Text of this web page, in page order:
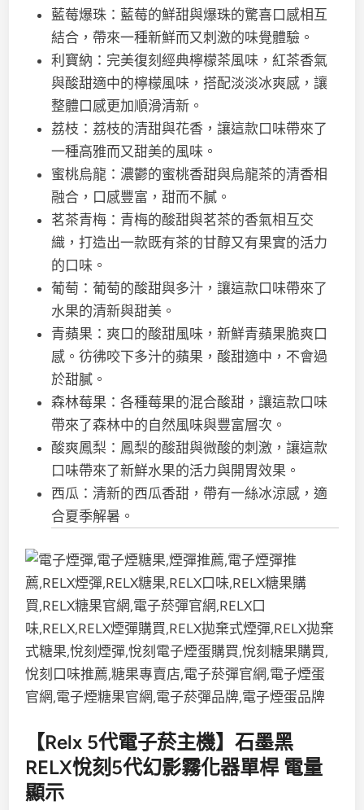
藍莓爆珠：藍莓的鮮甜與爆珠的驚喜口感相互
結合，帶來一種新鮮而又刺激的味覺體驗。
利寶納：完美復刻經典檸檬茶風味，紅茶香氣
與酸甜適中的檸檬風味，搭配淡淡冰爽感，讓
整體口感更加順滑清新。
荔枝：荔枝的清甜與花香，讓這款口味帶來了
一種高雅而又甜美的風味。
蜜桃烏龍：濃鬱的蜜桃香甜與烏龍茶的清香相
融合，口感豐富，甜而不膩。
茗茶青梅：青梅的酸甜與茗茶的香氣相互交
織，打造出一款既有茶的甘醇又有果實的活力
的口味。
葡萄：葡萄的酸甜與多汁，讓這款口味帶來了
水果的清新與甜美。
青蘋果：爽口的酸甜風味，新鮮青蘋果脆爽口
感。彷彿咬下多汁的蘋果，酸甜適中，不會過
於甜膩。
森林莓果：各種莓果的混合酸甜，讓這款口味
帶來了森林中的自然風味與豐富層次。
酸爽鳳梨：鳳梨的酸甜與微酸的刺激，讓這款
口味帶來了新鮮水果的活力與開胃效果。
西瓜：清新的西瓜香甜，帶有一絲冰涼感，適
合夏季解暑。
【Relx 5代電子菸主機】石墨黑
RELX悅刻5代幻影霧化器單桿 電量
顯示